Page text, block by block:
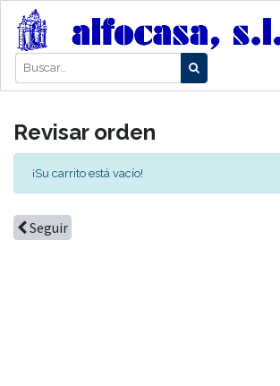
Revisar orden
¡Su carrito está vacío!
Seguir